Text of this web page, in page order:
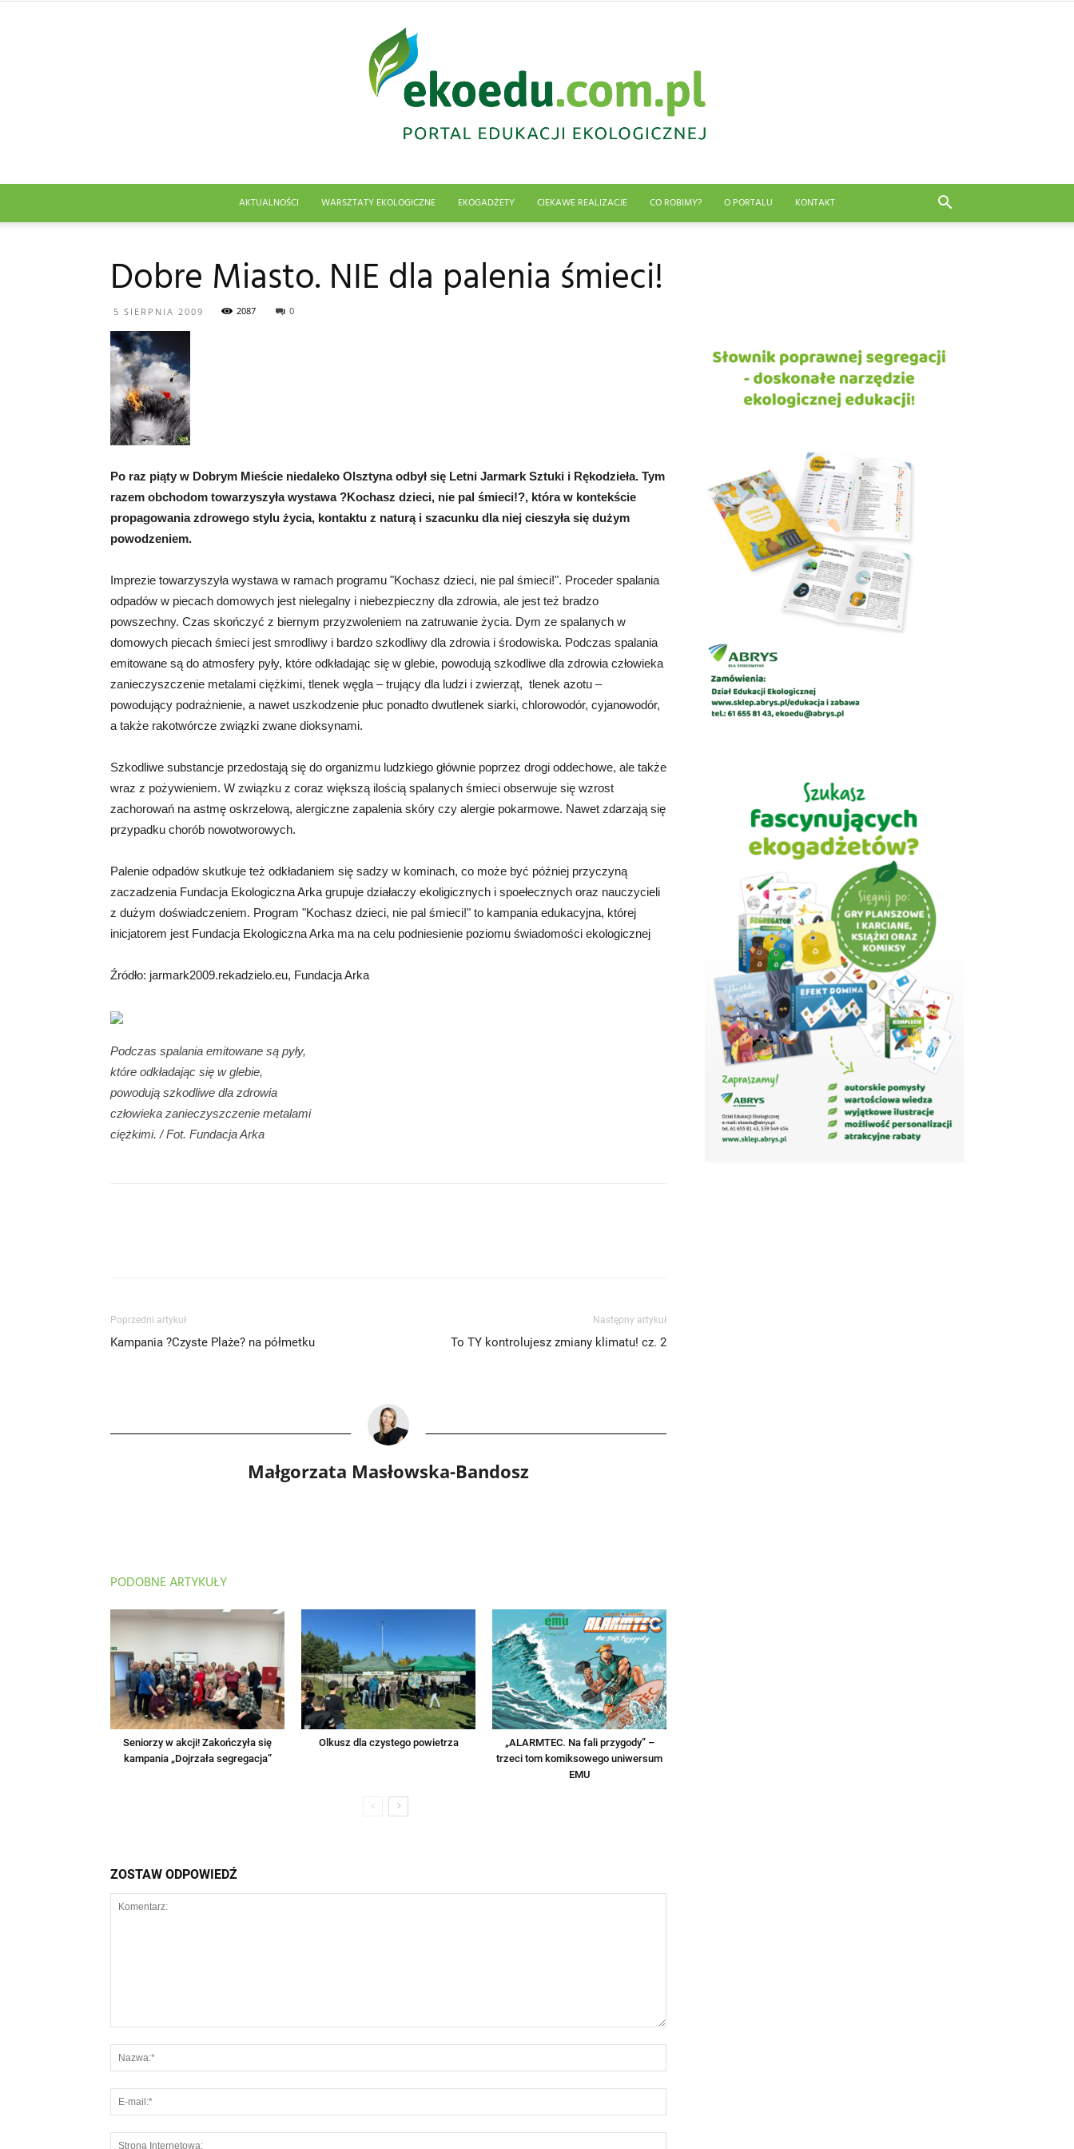
AKTUALNOŚCI WARSZTATY EKOLOGICZNE EKOGADŻETY CIEKAWE REALIZACJE CO ROBIMY? O PORTALU KONTAKT
Dobre Miasto. NIE dla palenia śmieci!
5 SIERPNIA 2009 2087 0
Po raz piąty w Dobrym Mieście niedaleko Olsztyna odbył się Letni Jarmark Sztuki i Rękodzieła. Tym
razem obchodom towarzyszyła wystawa ?Kochasz dzieci, nie pal śmieci!?, która w kontekście
propagowania zdrowego stylu życia, kontaktu z naturą i szacunku dla niej cieszyła się dużym
powodzeniem.
Imprezie towarzyszyła wystawa w ramach programu "Kochasz dzieci, nie pal śmieci!". Proceder spalania
odpadów w piecach domowych jest nielegalny i niebezpieczny dla zdrowia, ale jest też bradzo
powszechny. Czas skończyć z biernym przyzwoleniem na zatruwanie życia. Dym ze spalanych w
domowych piecach śmieci jest smrodliwy i bardzo szkodliwy dla zdrowia i środowiska. Podczas spalania
emitowane są do atmosfery pyły, które odkładając się w glebie, powodują szkodliwe dla zdrowia człowieka
zanieczyszczenie metalami ciężkimi, tlenek węgla – trujący dla ludzi i zwierząt, tlenek azotu –
powodujący podrażnienie, a nawet uszkodzenie płuc ponadto dwutlenek siarki, chlorowodór, cyjanowodór,
a także rakotwórcze związki zwane dioksynami.
Szkodliwe substancje przedostają się do organizmu ludzkiego głównie poprzez drogi oddechowe, ale także
wraz z pożywieniem. W związku z coraz większą ilością spalanych śmieci obserwuje się wzrost
zachorowań na astmę oskrzelową, alergiczne zapalenia skóry czy alergie pokarmowe. Nawet zdarzają się
przypadku chorób nowotworowych.
Palenie odpadów skutkuje też odkładaniem się sadzy w kominach, co może być później przyczyną
zaczadzenia Fundacja Ekologiczna Arka grupuje działaczy ekoligicznych i spoełecznych oraz nauczycieli
z dużym doświadczeniem. Program "Kochasz dzieci, nie pal śmieci!" to kampania edukacyjna, której
inicjatorem jest Fundacja Ekologiczna Arka ma na celu podniesienie poziomu świadomości ekologicznej
Źródło: jarmark2009.rekadzielo.eu, Fundacja Arka
Podczas spalania emitowane są pyły,
które odkładając się w glebie,
powodują szkodliwe dla zdrowia
człowieka zanieczyszczenie metalami
ciężkimi. / Fot. Fundacja Arka
Poprzedni artykuł
Kampania ?Czyste Plaże? na półmetku
Następny artykuł
To TY kontrolujesz zmiany klimatu! cz. 2
Małgorzata Masłowska-Bandosz
PODOBNE ARTYKUŁY
Seniorzy w akcji! Zakończyła się
kampania „Dojrzała segregacja”
Olkusz dla czystego powietrza
„ALARMTEC. Na fali przygody” –
trzeci tom komiksowego uniwersum
EMU
ZOSTAW ODPOWIEDŹ